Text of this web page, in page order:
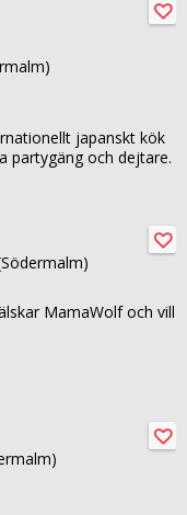
japanskt kök
partygäng och dejtare.
MamaWolf och vill